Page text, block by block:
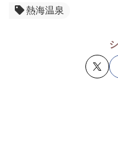
熱海温泉